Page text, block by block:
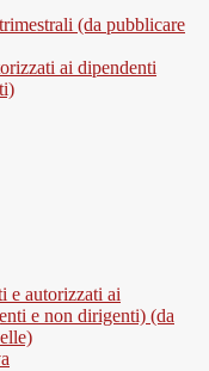
(da pubblicare
ai dipendenti
e autorizzati ai
e non dirigenti) (da